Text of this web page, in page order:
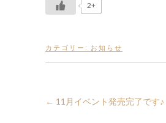
2+
カテゴリー: お知らせ
← 11月イベント発売完了です♪